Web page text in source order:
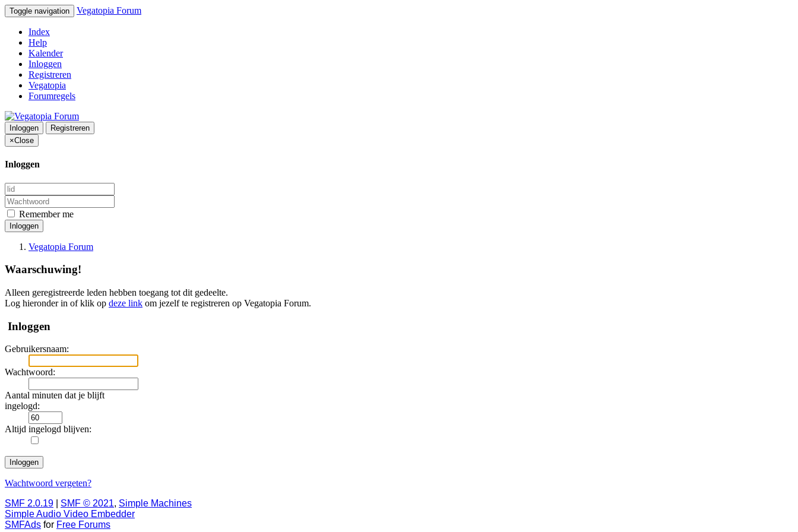
Toggle navigation Vegatopia Forum
Index
Help
Kalender
Inloggen
Registreren
Vegatopia
Forumregels
Inloggen
Registreren
×Close
Inloggen
Remember me
Inloggen
Vegatopia Forum
Waarschuwing!
Alleen geregistreerde leden hebben toegang tot dit gedeelte.
Log hieronder in of klik op deze link om jezelf te registreren op Vegatopia Forum.
Inloggen
Gebruikersnaam:
Wachtwoord:
Aantal minuten dat je blijft
ingelogd:
Altijd ingelogd blijven:
Wachtwoord vergeten?
SMF 2.0.19
SMF © 2021, Simple Machines
Simple Audio Video Embedder
SMFAds for Free Forums